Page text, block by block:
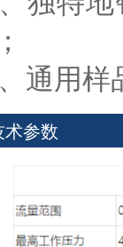
通用
术参数